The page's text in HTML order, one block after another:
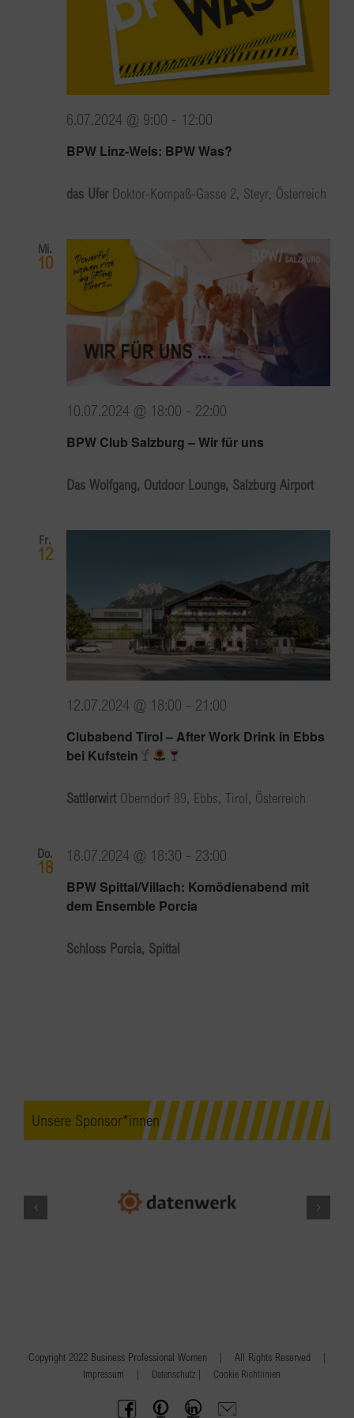
BPW Linz-Wels: BPW Was?
6.07.2024 @ 9:00 - 12:00
das Ufer Doktor-Kompaß-Gasse 2, Steyr, Österreich
Mi.
10
BPW Club Salzburg – Wir für uns
10.07.2024 @ 18:00 - 22:00
Das Wolfgang, Outdoor Lounge, Salzburg Airport
Fr.
12
Clubabend Tirol – After Work Drink in Ebbs
bei Kufstein
12.07.2024 @ 18:00 - 21:00
Sattlerwirt Oberndorf 89, Ebbs, Tirol, Österreich
Do.
18
BPW Spittal/Villach: Komödienabend mit
dem Ensemble Porcia
18.07.2024 @ 18:30 - 23:00
Schloss Porcia, Spittal
Unsere Sponsor*innen
Copyright 2022 Business Professional Women | All Rights Reserved |
Impressum | Datenschutz | Cookie Richtlinien
BPW
OffenesBPW
Anfrage